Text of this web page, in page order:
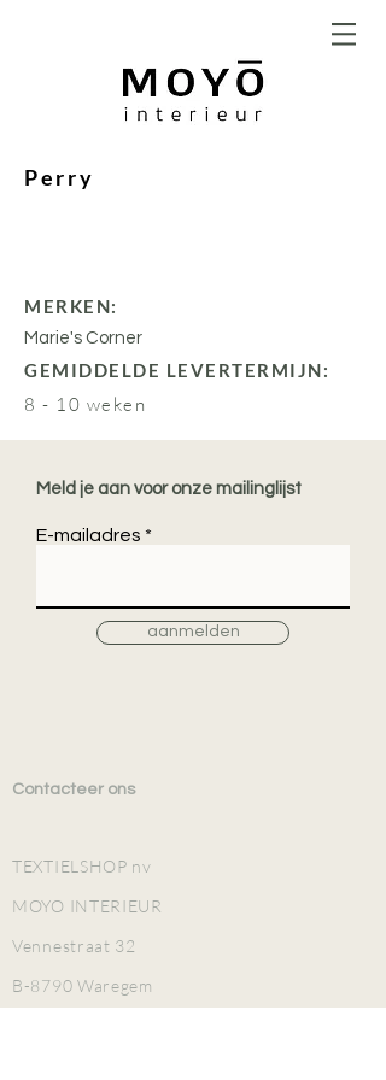
Perry
MERKEN:
Marie's Corner
GEMIDDELDE LEVERTERMIJN:
8 - 10 weken
Meld je aan voor onze mailinglijst
E-mailadres
aanmelden
Contacteer ons
TEXTIELSHOP nv
MOYO INTERIEUR
Vennestraat 32
B-8790 Waregem